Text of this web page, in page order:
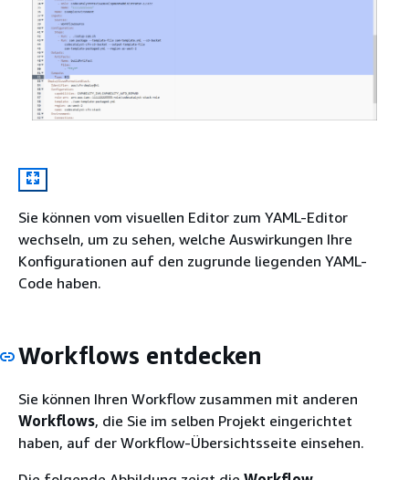
Sie können vom visuellen Editor zum YAML-Editor
wechseln, um zu sehen, welche Auswirkungen Ihre
Konfigurationen auf den zugrunde liegenden YAML-
Code haben.
Workflows entdecken
Sie können Ihren Workflow zusammen mit anderen
Workflows, die Sie im selben Projekt eingerichtet
haben, auf der Workflow-Übersichtsseite einsehen.